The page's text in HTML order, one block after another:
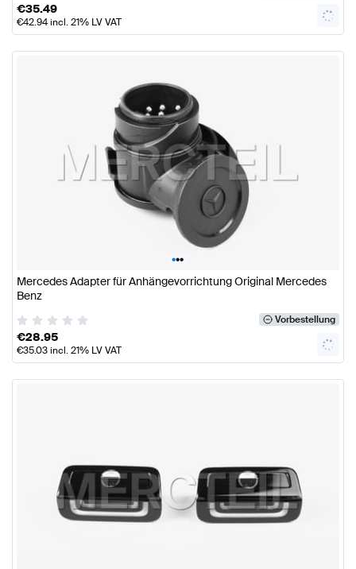
€35.49
€42.94incl. 21% LV VAT
•••
Mercedes Adapter für Anhängevorrichtung Original Mercedes
Benz
Vorbestellung
€28.95
€35.03incl. 21% LV VAT